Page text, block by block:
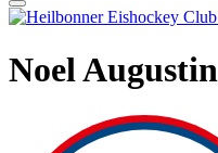
Noel Augustin